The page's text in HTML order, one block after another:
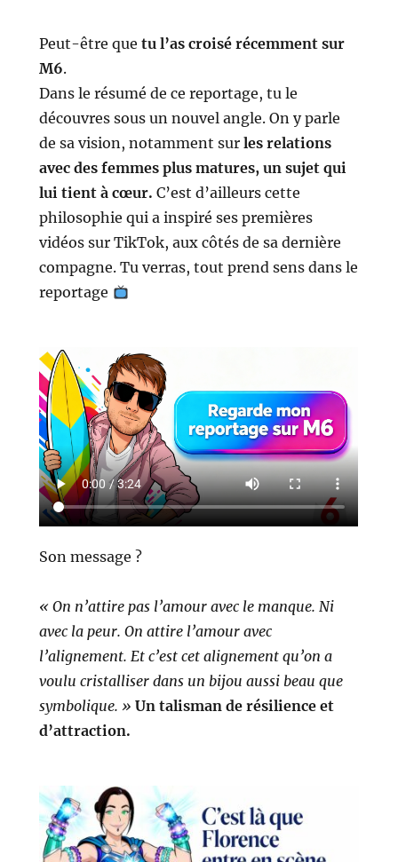
Peut-être quetu l’as croisé récemment sur
M6.
Dans le résumé de ce reportage, tu le
découvres sous un nouvel angle. On y parle
de sa vision, notamment surles relations
avec des femmes plus matures, un sujet qui
lui tient à cœur.C’est d’ailleurs cette
philosophie qui a inspiré ses premières
vidéos sur TikTok, aux côtés de sa dernière
compagne. Tu verras, tout prend sens dans le
reportage
Son message ?
« On n’attire pas l’amour avec le manque. Ni
avec la peur. On attire l’amour avec
l’alignement.Et c’est cet alignement qu’on a
voulu cristalliser dans un bijou aussi beau que
symbolique. »Un talisman de résilience et
d’attraction.